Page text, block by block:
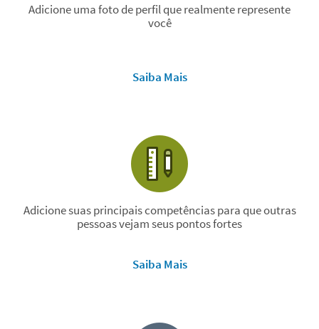
Adicione uma foto de perfil que realmente represente
você
Saiba Mais
Adicione suas principais competências para que outras
pessoas vejam seus pontos fortes
Saiba Mais